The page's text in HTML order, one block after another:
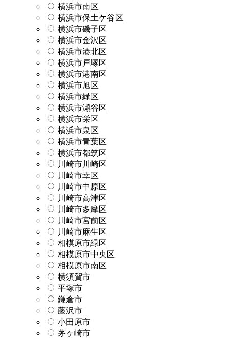
横浜市南区
横浜市保土ケ谷区
横浜市磯子区
横浜市金沢区
横浜市港北区
横浜市戸塚区
横浜市港南区
横浜市旭区
横浜市緑区
横浜市瀬谷区
横浜市栄区
横浜市泉区
横浜市青葉区
横浜市都筑区
川崎市川崎区
川崎市幸区
川崎市中原区
川崎市高津区
川崎市多摩区
川崎市宮前区
川崎市麻生区
相模原市緑区
相模原市中央区
相模原市南区
横須賀市
平塚市
鎌倉市
藤沢市
小田原市
茅ヶ崎市